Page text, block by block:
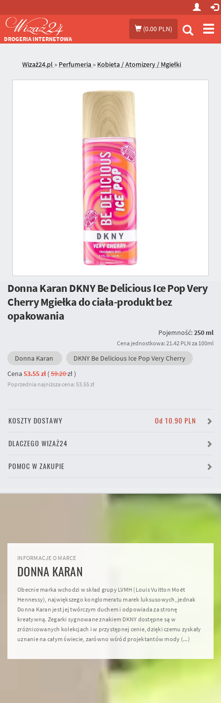
(0.00 PLN)
DROGERIA INTERNETOWA
Wizaż24.pl » Perfumeria » Kobieta / Atomizery / Mgiełki
Donna Karan DKNY Be Delicious Ice Pop Very
Cherry Mgiełka do ciała-produkt bez
opakowania
Pojemność:250 ml
Cena jednostkowa: 21.42 PLN za 100ml
Donna Karan
DKNY Be Delicious Ice Pop Very Cherry
Cena 53.55 zł(59.20zł)
Poprzednia najniższa cena: 53.55 zł
KOSZTY DOSTAWY Od 10.90 PLN
DLACZEGO WIZAŻ24
POMOC W ZAKUPIE
INFORMACJE O MARCE
DONNA KARAN
Obecnie marka wchodzi w skład grupy LVMH (Louis Vuitton Moët
Hennessy), największego konglomeratu marek luksusowych, jednak
Donna Karan jest jej twórczym duchem i odpowiada za stronę
kreatywną. Zegarki sygnowane znakiem DKNY dostępne są w
zróżnicowanych kolekcjach i w przystępnej cenie, dzięki czemu zyskały
uznanie na całym świecie, zarówno wśród projektantów mody (...)